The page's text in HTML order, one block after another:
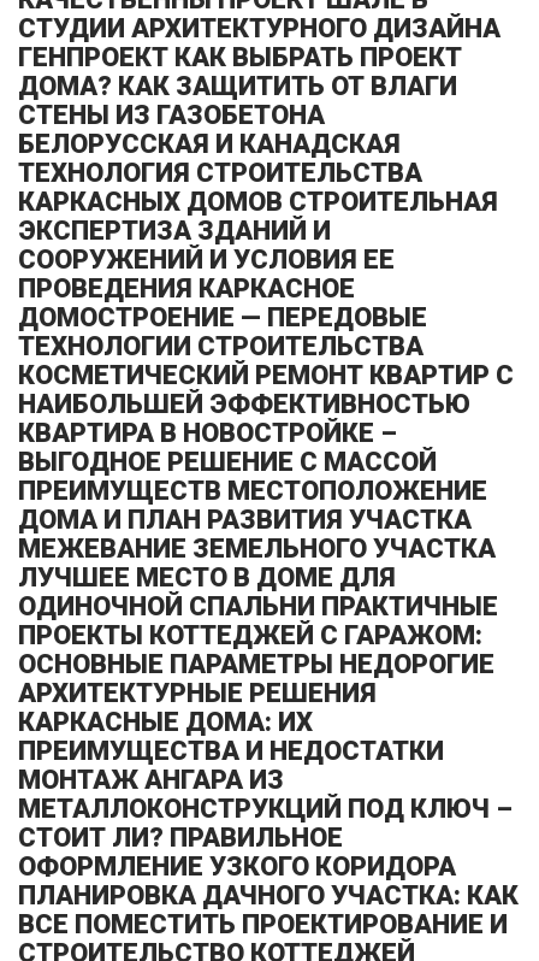
СТУДИИ АРХИТЕКТУРНОГО ДИЗАЙНА
ГЕНПРОЕКТ КАК ВЫБРАТЬ ПРОЕКТ
ДОМА? КАК ЗАЩИТИТЬ ОТ ВЛАГИ
СТЕНЫ ИЗ ГАЗОБЕТОНА
БЕЛОРУССКАЯ И КАНАДСКАЯ
ТЕХНОЛОГИЯ СТРОИТЕЛЬСТВА
КАРКАСНЫХ ДОМОВ СТРОИТЕЛЬНАЯ
ЭКСПЕРТИЗА ЗДАНИЙ И
СООРУЖЕНИЙ И УСЛОВИЯ ЕЕ
ПРОВЕДЕНИЯ КАРКАСНОЕ
ДОМОСТРОЕНИЕ — ПЕРЕДОВЫЕ
ТЕХНОЛОГИИ СТРОИТЕЛЬСТВА
КОСМЕТИЧЕСКИЙ РЕМОНТ КВАРТИР С
НАИБОЛЬШЕЙ ЭФФЕКТИВНОСТЬЮ
КВАРТИРА В НОВОСТРОЙКЕ –
ВЫГОДНОЕ РЕШЕНИЕ С МАССОЙ
ПРЕИМУЩЕСТВ МЕСТОПОЛОЖЕНИЕ
ДОМА И ПЛАН РАЗВИТИЯ УЧАСТКА
МЕЖЕВАНИЕ ЗЕМЕЛЬНОГО УЧАСТКА
ЛУЧШЕЕ МЕСТО В ДОМЕ ДЛЯ
ОДИНОЧНОЙ СПАЛЬНИ ПРАКТИЧНЫЕ
ПРОЕКТЫ КОТТЕДЖЕЙ С ГАРАЖОМ:
ОСНОВНЫЕ ПАРАМЕТРЫ НЕДОРОГИЕ
АРХИТЕКТУРНЫЕ РЕШЕНИЯ
КАРКАСНЫЕ ДОМА: ИХ
ПРЕИМУЩЕСТВА И НЕДОСТАТКИ
МОНТАЖ АНГАРА ИЗ
МЕТАЛЛОКОНСТРУКЦИЙ ПОД КЛЮЧ –
СТОИТ ЛИ? ПРАВИЛЬНОЕ
ОФОРМЛЕНИЕ УЗКОГО КОРИДОРА
ПЛАНИРОВКА ДАЧНОГО УЧАСТКА: КАК
ВСЕ ПОМЕСТИТЬ ПРОЕКТИРОВАНИЕ И
СТРОИТЕЛЬСТВО КОТТЕДЖЕЙ